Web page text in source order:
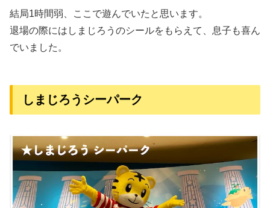
結局1時間弱、ここで遊んでいたと思います。
退場の際にはしまじろうのシールをもらえて、息子も喜ん
でいました。
しまじろうシーパーク